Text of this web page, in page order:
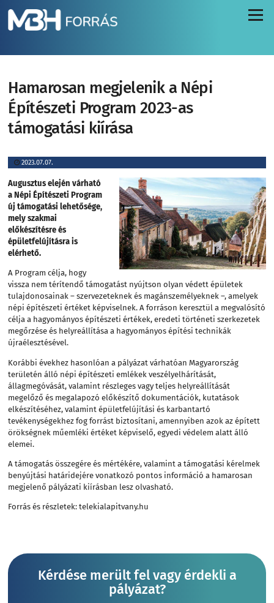
Menü
Hamarosan megjelenik a Népi
Építészeti Program 2023-as
támogatási kiírása
2023.07.07.
Augusztus elején várható
a Népi Építészeti Program
új támogatási lehetősége,
mely szakmai
előkészítésre és
épületfelújításra is
elérhető.
A Program célja, hogy
vissza nem térítendő támogatást nyújtson olyan védett épületek
tulajdonosainak – szervezeteknek és magánszemélyeknek –, amelyek
népi építészeti értéket képviselnek. A forráson keresztül a megvalósító
célja a hagyományos építészeti értékek, eredeti történeti szerkezetek
megőrzése és helyreállítása a hagyományos építési technikák
újraélesztésével.
Korábbi évekhez hasonlóan a pályázat várhatóan Magyarország
területén álló népi építészeti emlékek veszélyelhárítását,
állagmegóvását, valamint részleges vagy teljes helyreállítását
megelőző és megalapozó előkészítő dokumentációk, kutatások
elkészítéséhez, valamint épületfelújítási és karbantartó
tevékenységekhez fog forrást biztosítani, amennyiben azok az épített
örökségnek műemléki értéket képviselő, egyedi védelem alatt álló
elemei.
A támogatás összegére és mértékére, valamint a támogatási kérelmek
benyújtási határidejére vonatkozó pontos információ a hamarosan
megjelenő pályázati kiírásban lesz olvasható.
Forrás és részletek:telekialapitvany.hu
Kérdése merült fel vagy érdekli a
pályázat?